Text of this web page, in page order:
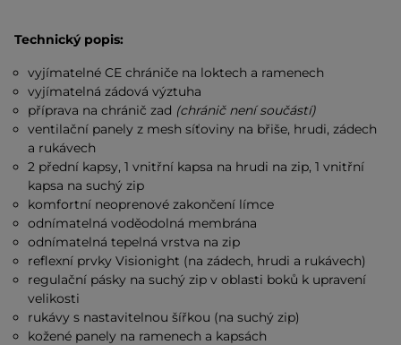
Technický popis:
vyjímatelné CE chrániče na loktech a ramenech
vyjímatelná zádová výztuha
příprava na chránič zad (chránič není součástí)
ventilační panely z mesh síťoviny na břiše, hrudi, zádech
a rukávech
2 přední kapsy, 1 vnitřní kapsa na hrudi na zip, 1 vnitřní
kapsa na suchý zip
komfortní neoprenové zakončení límce
odnímatelná voděodolná membrána
odnímatelná tepelná vrstva na zip
reflexní prvky Visionight (na zádech, hrudi a rukávech)
regulační pásky na suchý zip v oblasti boků k upravení
velikosti
rukávy s nastavitelnou šířkou (na suchý zip)
kožené panely na ramenech a kapsách